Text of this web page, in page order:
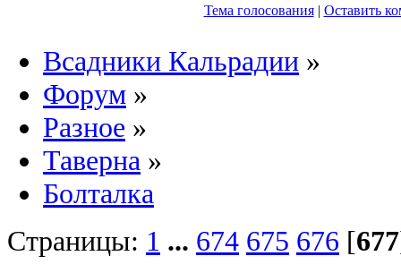
Тема голосования| Оставить
Всадники Кальрадии »
Форум »
Разное »
Таверна »
Болталка
Страницы: 1 ... 674 675 676 [677